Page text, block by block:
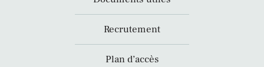
Recrutement
Plan d’accès